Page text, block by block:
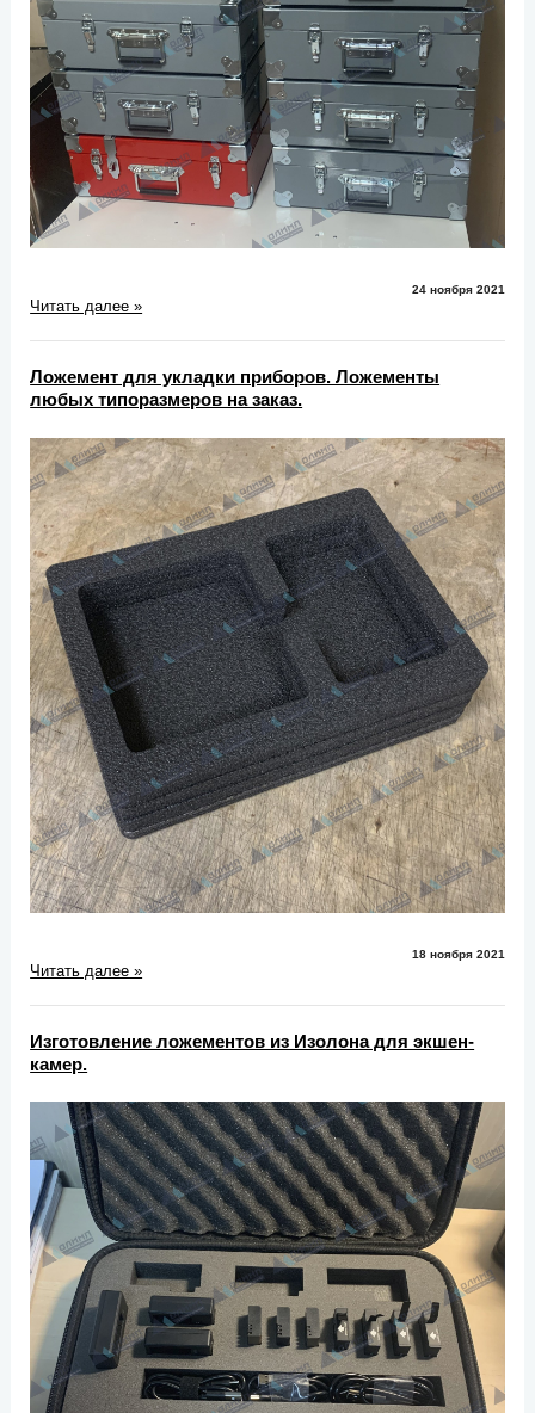
24 ноября 2021
Читать далее »
Ложемент для укладки приборов. Ложементы
любых типоразмеров на заказ.
18 ноября 2021
Читать далее »
Изготовление ложементов из Изолона для экшен-
камер.